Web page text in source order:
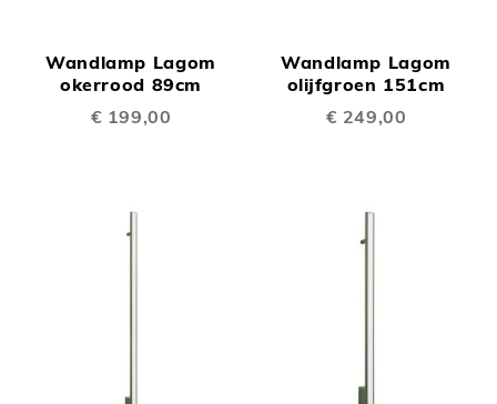
Wandlamp Lagom
okerrood 89cm
€ 199,00
Wandlamp Lagom
olijfgroen 151cm
€ 249,00